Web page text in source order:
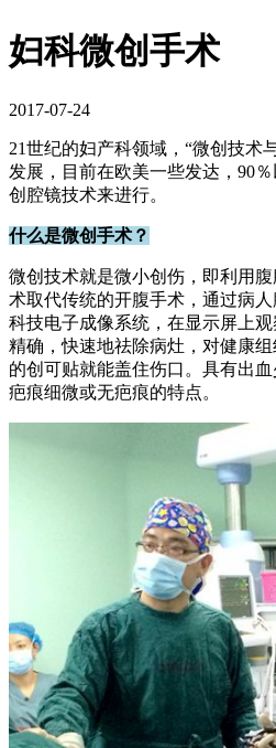
妇科微创手术
2017-07-24
21世纪的妇产科领域，“微创技术
发展，目前在欧美一些发达，90
创腔镜技术来进行。
什么是微创手术？
微创技术就是微小创伤，即利用
术取代传统的开腹手术，通过病
科技电子成像系统，在显示屏上
精确，快速地祛除病灶，对健康
的创可贴就能盖住伤口。具有出血
疤痕细微或无疤痕的特点。